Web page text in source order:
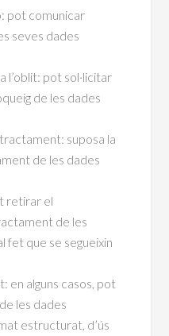
pot comunicar
seves dades
l’oblit: pot sol·licitar
de les dades
suposa la
de les dades
retirar el
de les
fet que se segueixin
en alguns casos, pot
les dades
estructurat, d’ús